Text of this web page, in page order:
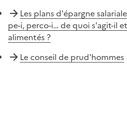
Les plans d'épargne
pe-i, perco-i… de quoi s'agit-il
alimentés ?
Le conseil de prud'hommes